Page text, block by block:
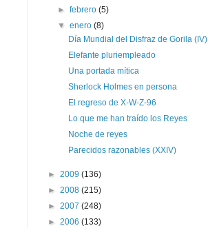
►febrero(5)
▼enero(8)
Día Mundial del Disfraz de Gorila (IV)
Elefante pluriempleado
Una portada mítica
Sherlock Holmes en persona
El regreso de X-W-Z-96
Lo que me han traído los Reyes
Noche de reyes
Parecidos razonables (XXIV)
► 2009 (136)
► 2008 (215)
► 2007 (248)
► 2006 (133)